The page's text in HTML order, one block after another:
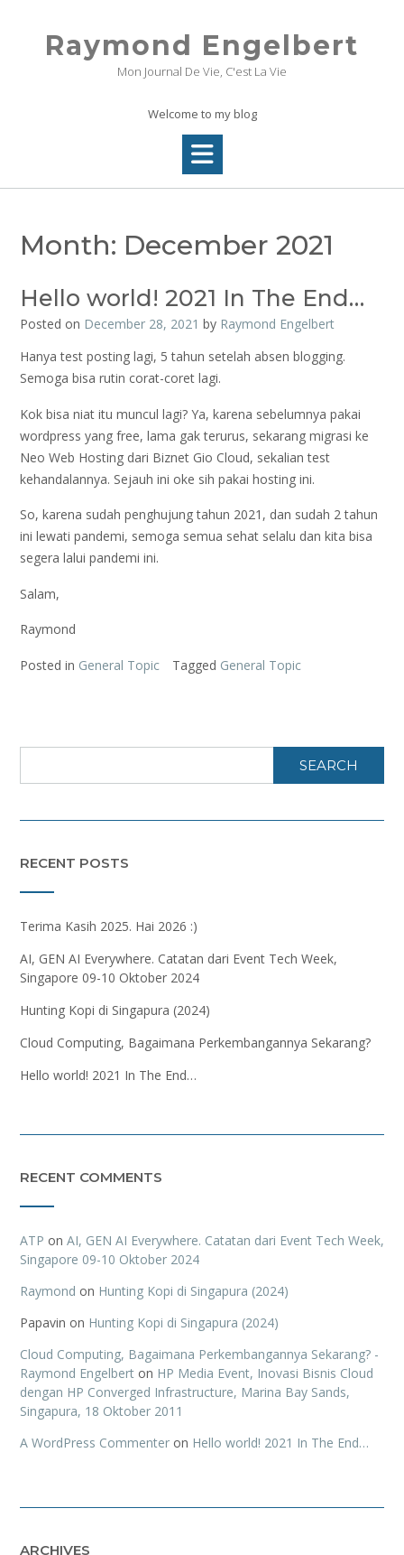
Raymond Engelbert
Mon Journal De Vie, C'est La Vie
Welcome to my blog
Month: December 2021
Hello world! 2021 In The End…
Posted on December 28, 2021 by Raymond Engelbert
Hanya test posting lagi, 5 tahun setelah absen blogging.
Semoga bisa rutin corat-coret lagi.
Kok bisa niat itu muncul lagi? Ya, karena sebelumnya pakai
wordpress yang free, lama gak terurus, sekarang migrasi ke
Neo Web Hosting dari Biznet Gio Cloud, sekalian test
kehandalannya. Sejauh ini oke sih pakai hosting ini.
So, karena sudah penghujung tahun 2021, dan sudah 2 tahun
ini lewati pandemi, semoga semua sehat selalu dan kita bisa
segera lalui pandemi ini.
Salam,
Raymond
Posted in General Topic Tagged General Topic
SEARCH
RECENT POSTS
Terima Kasih 2025. Hai 2026 :)
AI, GEN AI Everywhere. Catatan dari Event Tech Week,
Singapore 09-10 Oktober 2024
Hunting Kopi di Singapura (2024)
Cloud Computing, Bagaimana Perkembangannya Sekarang?
Hello world! 2021 In The End…
RECENT COMMENTS
ATP on AI, GEN AI Everywhere. Catatan dari Event Tech Week,
Singapore 09-10 Oktober 2024
Raymond on Hunting Kopi di Singapura (2024)
Papavin on Hunting Kopi di Singapura (2024)
Cloud Computing, Bagaimana Perkembangannya Sekarang? -
Raymond Engelbert on HP Media Event, Inovasi Bisnis Cloud
dengan HP Converged Infrastructure, Marina Bay Sands,
Singapura, 18 Oktober 2011
A WordPress Commenter on Hello world! 2021 In The End…
ARCHIVES